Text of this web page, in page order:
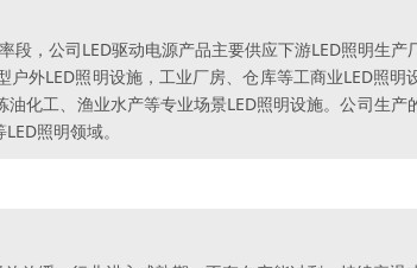
，公司LED驱动电源产品主要供应下游LED照明生产
外LED照明设施，工业厂房、仓库等工商业LED照明
化工、渔业水产等专业场景LED照明设施。公司生产
照明领域。